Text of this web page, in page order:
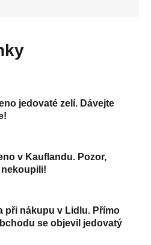
jedovaté zelí. Dávejte
v Kauflandu. Pozor,
při nákupu v Lidlu. Přímo
se objevil jedovatý